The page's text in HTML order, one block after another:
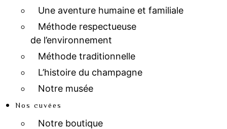
Une aventure humaine et familiale
Méthode respectueuse
de l’environnement
Méthode traditionnelle
L’histoire du champagne
Notre musée
Nos cuvées
Notre boutique